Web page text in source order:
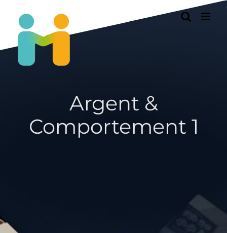
contenu
Argent &
Comportement 1